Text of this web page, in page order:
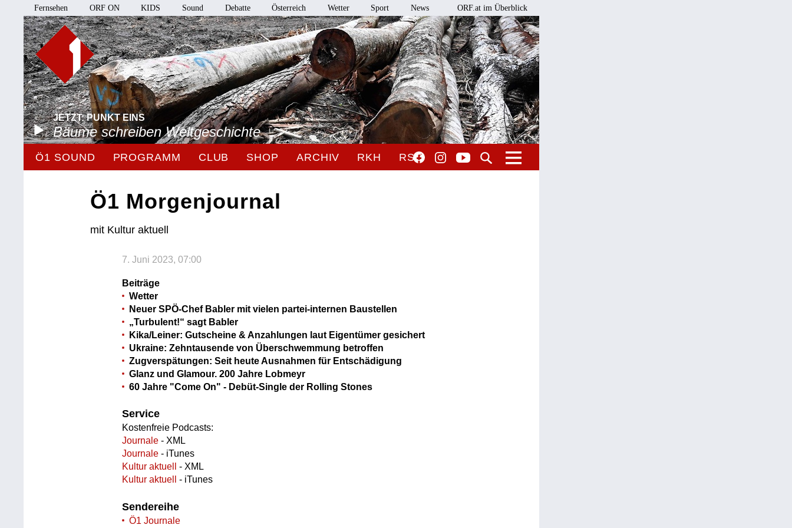
Fernsehen ORF ON KIDS Sound Debatte Österreich Wetter Sport News ORF.at im Überblick
JETZT: PUNKT EINS
Bäume schreiben Weltgeschichte
Ö1 SOUND PROGRAMM CLUB SHOP ARCHIV RKH RSO
Ö1 Morgenjournal
mit Kultur aktuell
7. Juni 2023, 07:00
Beiträge
Wetter
Neuer SPÖ-Chef Babler mit vielen partei-internen Baustellen
„Turbulent!“ sagt Babler
Kika/Leiner: Gutscheine & Anzahlungen laut Eigentümer gesichert
Ukraine: Zehntausende von Überschwemmung betroffen
Zugverspätungen: Seit heute Ausnahmen für Entschädigung
Glanz und Glamour. 200 Jahre Lobmeyr
60 Jahre "Come On" - Debüt-Single der Rolling Stones
Service
Kostenfreie Podcasts:
Journale - XML
Journale - iTunes
Kultur aktuell
- XML
Kultur aktuell
- iTunes
Sendereihe
Ö1 Journale